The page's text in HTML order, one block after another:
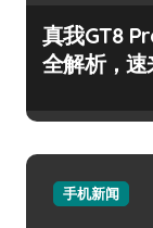
真我GT8
全解析，速
手机新闻